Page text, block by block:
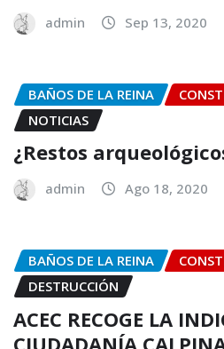
admin Sep 13, 2020
BAÑOS DE LA REINA
NOTICIAS
¿Restos
admin Ago 18, 2020
BAÑOS DE LA REINA
DESTRUCCIÓN
ACEC RECOGE LA